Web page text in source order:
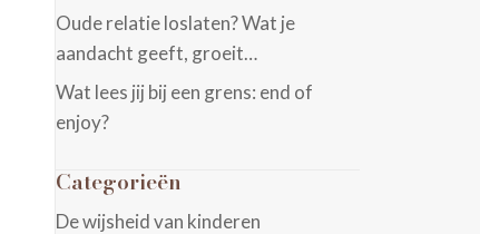
Oude relatie loslaten? Wat je
aandacht geeft, groeit…
Wat lees jij bij een grens: end of
enjoy?
Categorieën
De wijsheid van kinderen